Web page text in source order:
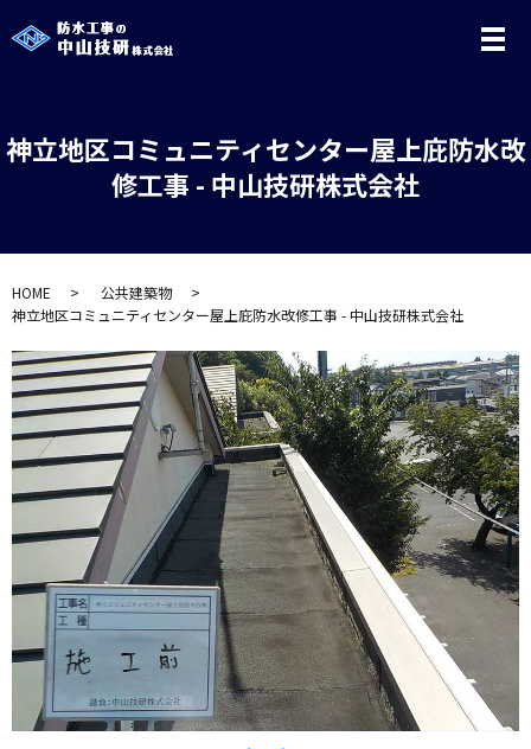
メ
神立地区コミュニティセンター屋上庇防水改
修工事 - 中山技研株式会社
HOME
公共建築物
神立地区コミュニティセンター屋上庇防水改修工事 - 中山技研株式会社